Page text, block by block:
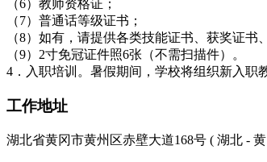
（6）教师资格证；
（7）普通话等级证书；
（8）如有，请提供各类技能证书、获奖证书
（9）2寸免冠证件照6张（不需扫描件）。
4．入职培训。暑假期间，学校将组织新入职
工作地址
湖北省黄冈市黄州区赤壁大道168号 ( 湖北 -